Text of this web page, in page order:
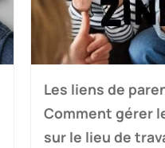
Les liens de
Comment gérer
sur le lieu de